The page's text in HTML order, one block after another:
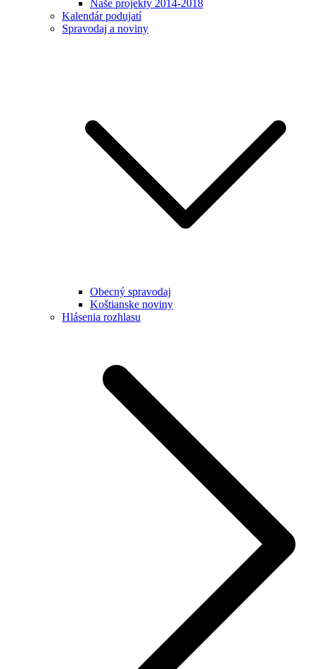
Naše projekty 2014-2018
Kalendár podujatí
Spravodaj a noviny
Obecný spravodaj
Koštianske noviny
Hlásenia rozhlasu